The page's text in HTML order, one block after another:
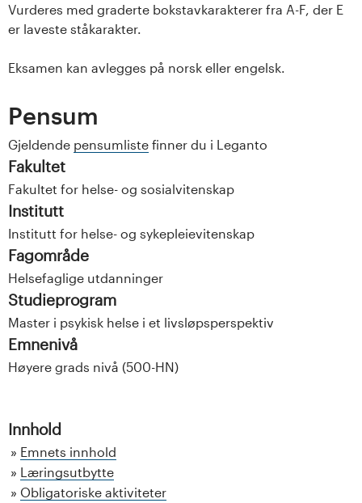
Vurderes med graderte bokstavkarakterer fra A-F, der E
er laveste ståkarakter.
Eksamen kan avlegges på norsk eller engelsk.
Pensum
Gjeldende pensumliste finner du i Leganto
Fakultet
Fakultet for helse- og sosialvitenskap
Institutt
Institutt for helse- og sykepleievitenskap
Fagområde
Helsefaglige utdanninger
Studieprogram
Master i psykisk helse i et livsløpsperspektiv
Emnenivå
Høyere grads nivå (500-HN)
Innhold
Emnets innhold
Læringsutbytte
Obligatoriske aktiviteter